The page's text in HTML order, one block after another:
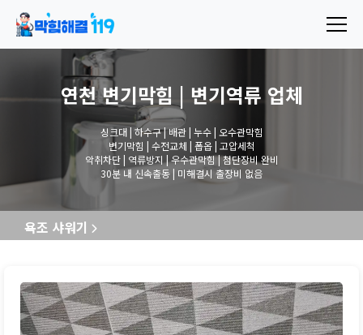
연천 변기막힘 | 변기역류 업체
싱크대 | 하수구 | 배관 | 누수 | 오수관막힘
변기막힘 | 수전교체 | 폽옵 | 고압세척
악취차단 | 역류방지 | 우수관막힘 | 첨단장비 완비
30분 내 신속출동 | 미해결시 출장비 없음
욕조 샤워기